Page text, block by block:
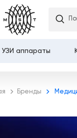
УЗИ аппараты
Бренды